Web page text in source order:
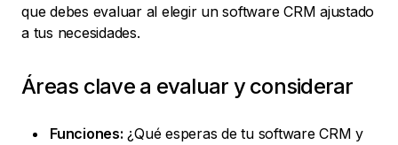
que debes evaluar al elegir un software CRM ajustado
a tus necesidades.
Áreas clave a evaluar y considerar
Funciones: ¿Qué esperas de tu software CRM y